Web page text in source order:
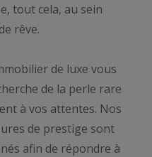
tout cela, au sein
rêve.
de luxe vous
de la perle rare
à vos attentes. Nos
de prestige sont
afin de répondre à